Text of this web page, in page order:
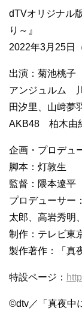
dTVオリジナル
り～』
2022年3月25日
出演：菊池桃子
アンジュルム
田汐里、山﨑夢
AKB48 柏木由
企画・プロデュ
脚本：灯敦生
監督：隈本遼平
プロデューサー
太郎、高岩秀明
制作：テレビ東
製作著作：「真
特設ページ：
©dtv／「真夜中